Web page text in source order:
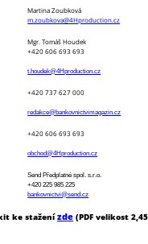
Martina Zoubková
m.zoubkova@4Hproduction.cz
Mgr. Tomáš Houdek
+420 606 693 693
t.houdek@4Hproduction.cz
+420 737 627 000
redakce@bankovnictvimagazin.cz
+420 606 693 693
obchod@4Hproduction.cz
Send Předplatné spol. s.r.o.
+420 225 985 225
bankovnictvi@send.cz
ke staženízde (PDF velikost